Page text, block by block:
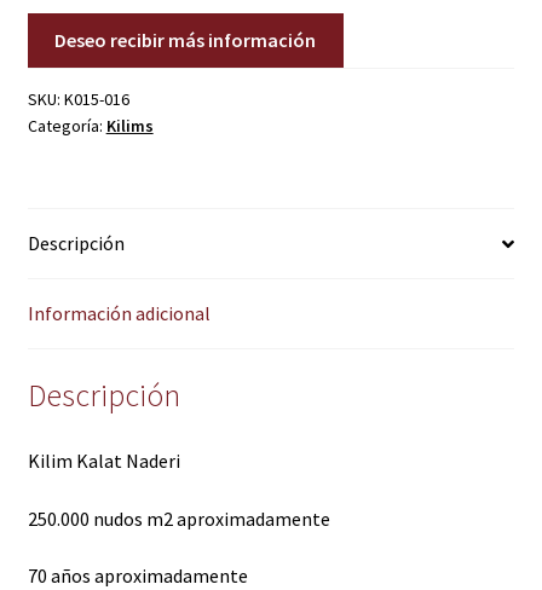
Deseo recibir más información
SKU: K015-016
Categoría: Kilims
Descripción
Información adicional
Descripción
Kilim Kalat Naderi
250.000 nudos m2 aproximadamente
70 años aproximadamente